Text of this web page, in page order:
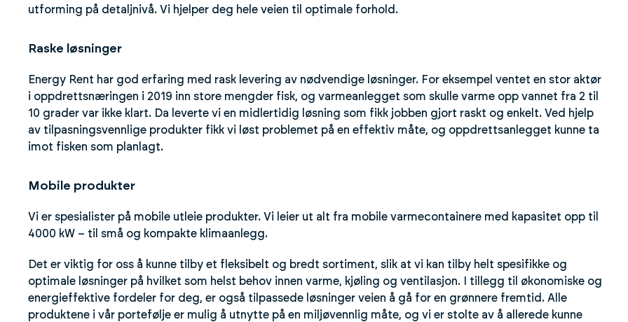
utforming på detaljnivå. Vi hjelper deg hele veien til optimale forhold.
Raske løsninger
Energy Rent har god erfaring med rask levering av nødvendige løsninger. For eksempel ventet en stor aktør
i oppdrettsnæringen i 2019 inn store mengder fisk, og varmeanlegget som skulle varme opp vannet fra 2 til
10 grader var ikke klart. Da leverte vi en midlertidig løsning som fikk jobben gjort raskt og enkelt. Ved hjelp
av tilpasningsvennlige produkter fikk vi løst problemet på en effektiv måte, og oppdrettsanlegget kunne ta
imot fisken som planlagt.
Mobile produkter
Vi er spesialister på mobile utleie produkter. Vi leier ut alt fra mobile varmecontainere med kapasitet opp til
4000 kW – til små og kompakte klimaanlegg.
Det er viktig for oss å kunne tilby et fleksibelt og bredt sortiment, slik at vi kan tilby helt spesifikke og
optimale løsninger på hvilket som helst behov innen varme, kjøling og ventilasjon. I tillegg til økonomiske og
energieffektive fordeler for deg, er også tilpassede løsninger veien å gå for en grønnere fremtid. Alle
produktene i vår portefølje er mulig å utnytte på en miljøvennlig måte, og vi er stolte av å allerede kunne